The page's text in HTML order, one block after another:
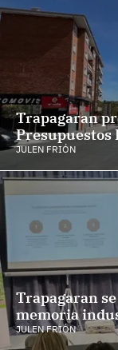
Trapagaran
JULEN FRIÓN
Trapagaran
memoria
JULEN FRIÓN